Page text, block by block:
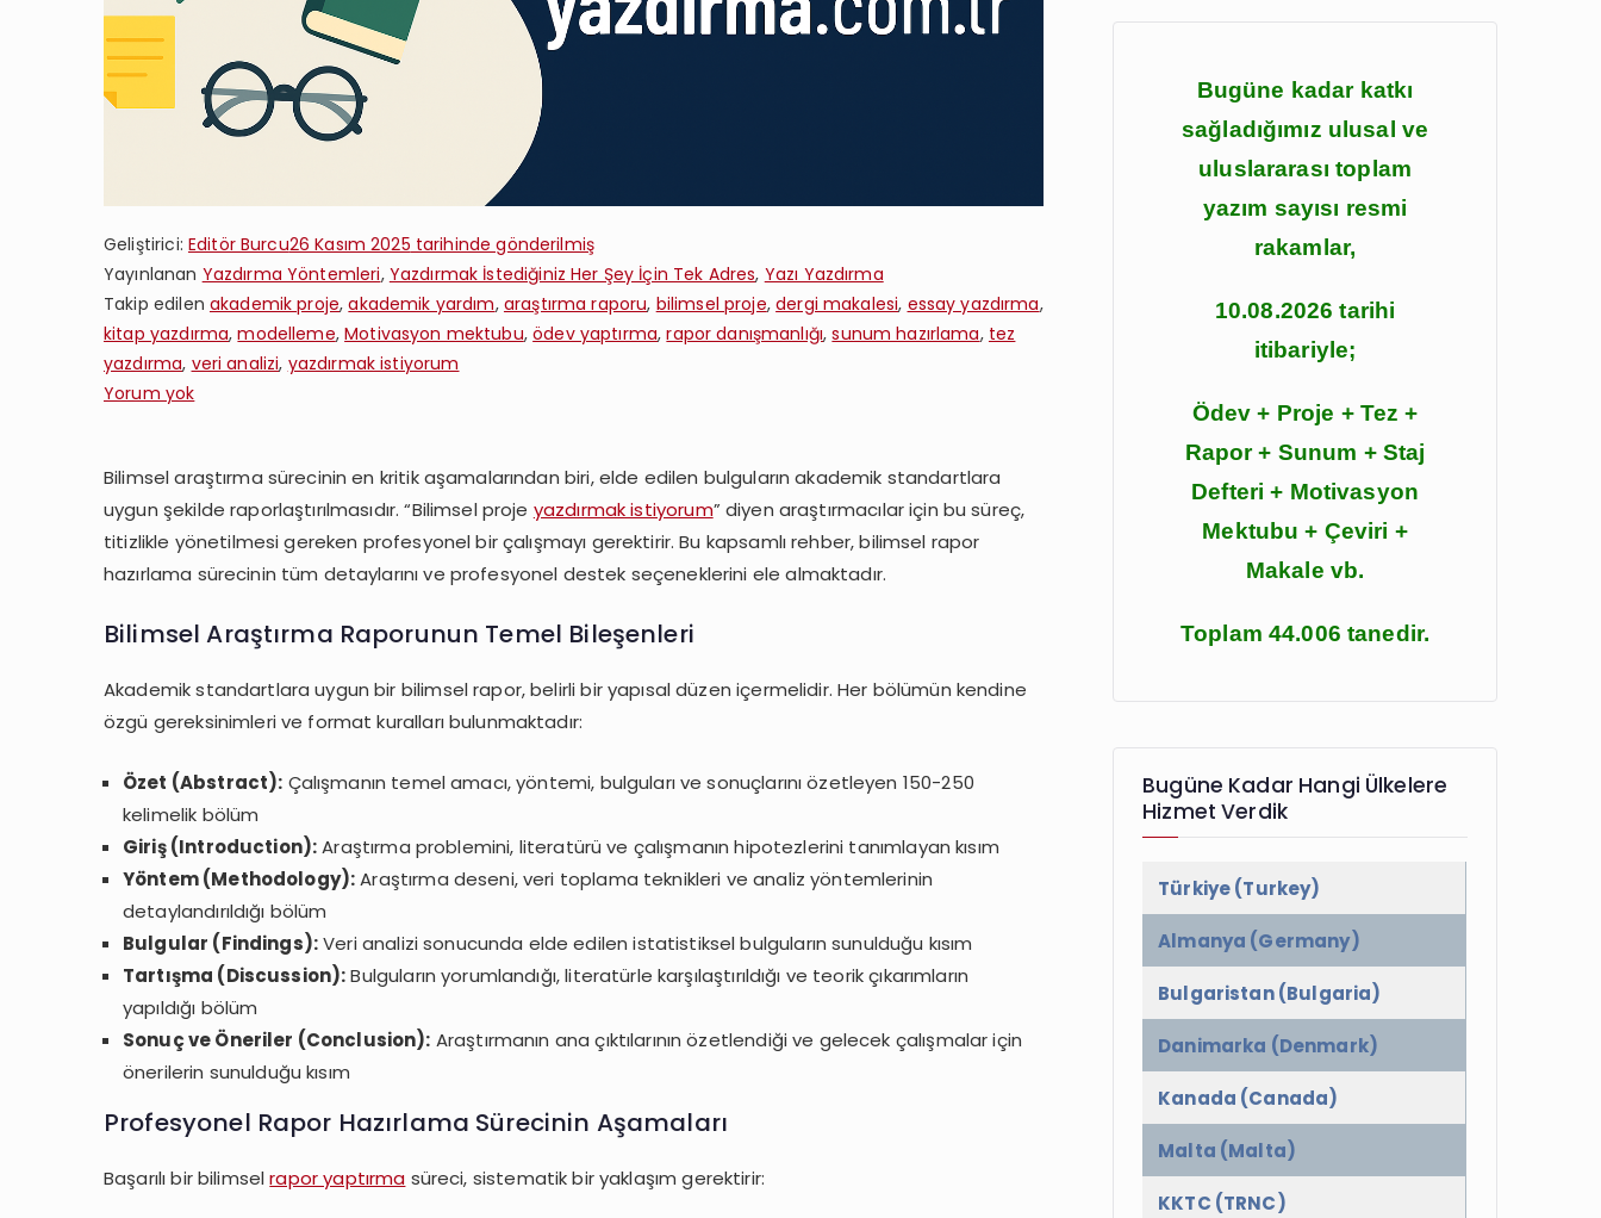
Geliştirici: Editör Burcu26 Kasım 2025 tarihinde gönderilmiş
Yayınlanan Yazdırma Yöntemleri, Yazdırmak İstediğiniz Her Şey İçin Tek Adres, Yazı Yazdırma
Takip edilen akademik proje,akademik yardım, araştırma raporu, bilimsel proje,dergi makalesi, essay yazdırma,
kitap yazdırma,modelleme,Motivasyon mektubu,ödev yaptırma,rapor danışmanlığı,sunum hazırlama, tez
yazdırma, veri analizi, yazdırmak istiyorum
Yorum yokBilimsel
Araştırma
Raporu
Hazırlama:
Yazdırmak
ile
Çözüm
Bilimsel araştırma sürecinin en kritik aşamalarından biri, elde edilen bulguların akademik standartlara
uygun şekilde raporlaştırılmasıdır. “Bilimsel proje yazdırmak istiyorum” diyen araştırmacılar için bu süreç,
titizlikle yönetilmesi gereken profesyonel bir çalışmayı gerektirir. Bu kapsamlı rehber, bilimsel rapor
hazırlama sürecinin tüm detaylarını ve profesyonel destek seçeneklerini ele almaktadır.
Bilimsel Araştırma Raporunun Temel Bileşenleri
Akademik standartlara uygun bir bilimsel rapor, belirli bir yapısal düzen içermelidir. Her bölümün kendine
özgü gereksinimleri ve format kuralları bulunmaktadır:
Özet (Abstract): Çalışmanın temel amacı, yöntemi, bulguları ve sonuçlarını özetleyen 150-250
kelimelik bölüm
Giriş (Introduction):Araştırma problemini, literatürü ve çalışmanın hipotezlerini tanımlayan kısım
Yöntem (Methodology):Araştırma deseni, veri toplama teknikleri ve analiz yöntemlerinin
detaylandırıldığı bölüm
Bulgular (Findings):Veri analizi sonucunda elde edilen istatistiksel bulguların sunulduğu kısım
Tartışma (Discussion):Bulguların yorumlandığı, literatürle karşılaştırıldığı ve teorik çıkarımların
yapıldığı bölüm
Sonuç ve Öneriler (Conclusion): Araştırmanın ana çıktılarının özetlendiği ve gelecek çalışmalar için
önerilerin sunulduğu kısım
Profesyonel Rapor Hazırlama Sürecinin Aşamaları
Başarılı bir bilimselrapor yaptırma süreci, sistematik bir yaklaşım gerektirir:
Bugüne kadar katkı
sağladığımız ulusal ve
uluslararası toplam
yazım sayısı resmi
rakamlar,
10.08.2026 tarihi
itibariyle;
Ödev + Proje + Tez +
Rapor + Sunum + Staj
Defteri + Motivasyon
Mektubu + Çeviri +
Makale vb.
Toplam 44.006 tanedir.
Bugüne Kadar Hangi Ülkelere
Hizmet Verdik
Türkiye (Turkey)
Almanya (Germany)
Bulgaristan (Bulgaria)
Danimarka (Denmark)
Kanada (Canada)
Malta (Malta)
KKTC (TRNC)